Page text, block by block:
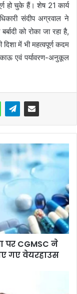
हो चुके हैं। शेष 21 कार्य
संदीप अग्रवाल ने
को रोका जा रहा है,
में भी महत्वपूर्ण कदम
एवं पर्यावरण-अनुकूल
CGMSC ने
गए वेयरहाउस